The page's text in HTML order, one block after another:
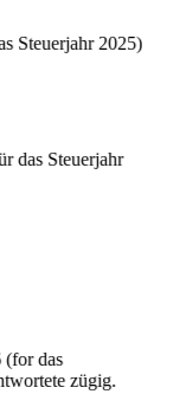
Steuerjahr 2025)
das Steuerjahr
das
zügig.